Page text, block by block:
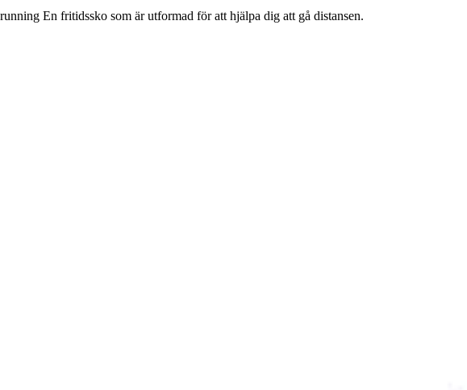
running En fritidssko som är utformad för att hjälpa dig att gå distansen.